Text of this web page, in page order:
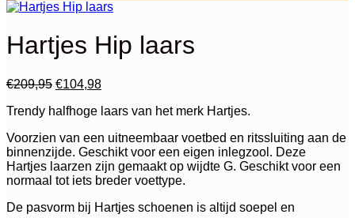
Hartjes Hip laars
€209,95 Oorspronkelijke
was:
€104,98Huidige
is:
Trendy halfhoge laars van het merk Hartjes.
Voorzien van een uitneembaar voetbed en ritssluiting aan de
binnenzijde. Geschikt voor een eigen inlegzool. Deze
Hartjes laarzen zijn gemaakt op wijdte G. Geschikt voor een
normaal tot iets breder voettype.
De pasvorm bij Hartjes schoenen is altijd soepel en